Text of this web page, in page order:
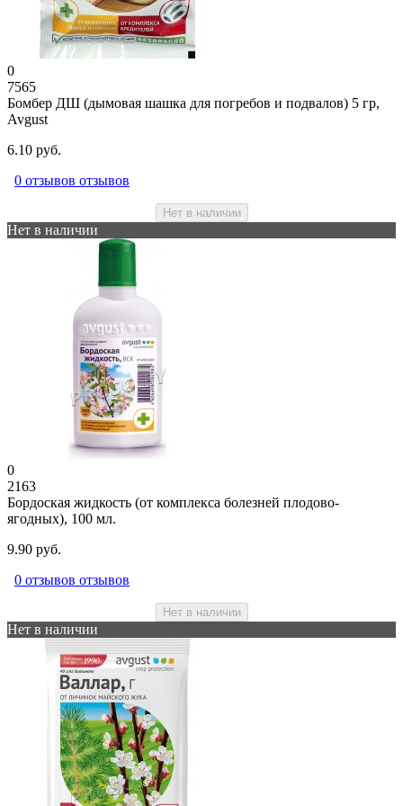
0
7565
Бомбер ДШ (дымовая шашка для погребов и подвалов) 5 гр,
Avgust
6.10 руб.
0 отзывов отзывов
Нет в наличии
Нет в наличии
0
2163
Бордоская жидкость (от комплекса болезней плодово-
ягодных), 100 мл.
9.90 руб.
0 отзывов отзывов
Нет в наличии
Нет в наличии